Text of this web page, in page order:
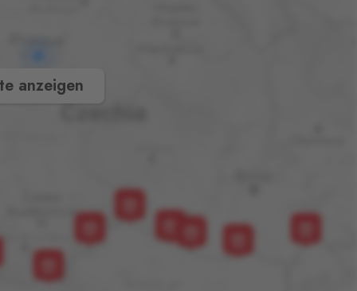
anzeigen